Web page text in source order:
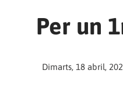
Per un
Dimarts, 18 abril,